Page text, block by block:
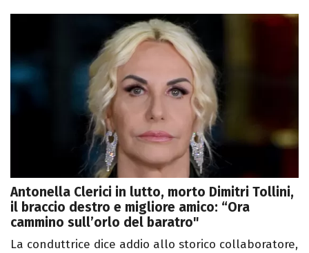
Antonella Clerici in lutto, morto Dimitri Tollini,
il braccio destro e migliore amico: “Ora
cammino sull’orlo del baratro"
La conduttrice dice addio allo storico collaboratore,